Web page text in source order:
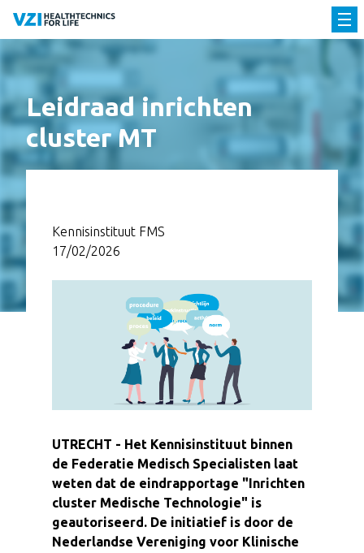
Leidraad inrichten
cluster MT
Kennisinstituut FMS
17/02/2026
UTRECHT - Het Kennisinstituut binnen
de Federatie Medisch Specialisten laat
weten dat de eindrapportage "Inrichten
cluster Medische Technologie" is
geautoriseerd. De initiatief is door de
Nederlandse Vereniging voor Klinische